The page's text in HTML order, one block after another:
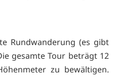
Rundwanderung (es gibt
gesamte Tour beträgt 12
zu bewältigen.